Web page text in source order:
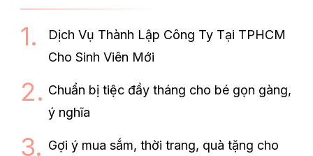
Dịch Vụ Thành Lập Công Ty Tại TPHCM
Cho Sinh Viên Mới
Chuẩn bị tiệc đầy tháng cho bé gọn gàng,
ý nghĩa
Gợi ý mua sắm, thời trang, quà tặng cho